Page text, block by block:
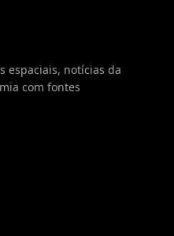
espaciais, notícias da
com fontes